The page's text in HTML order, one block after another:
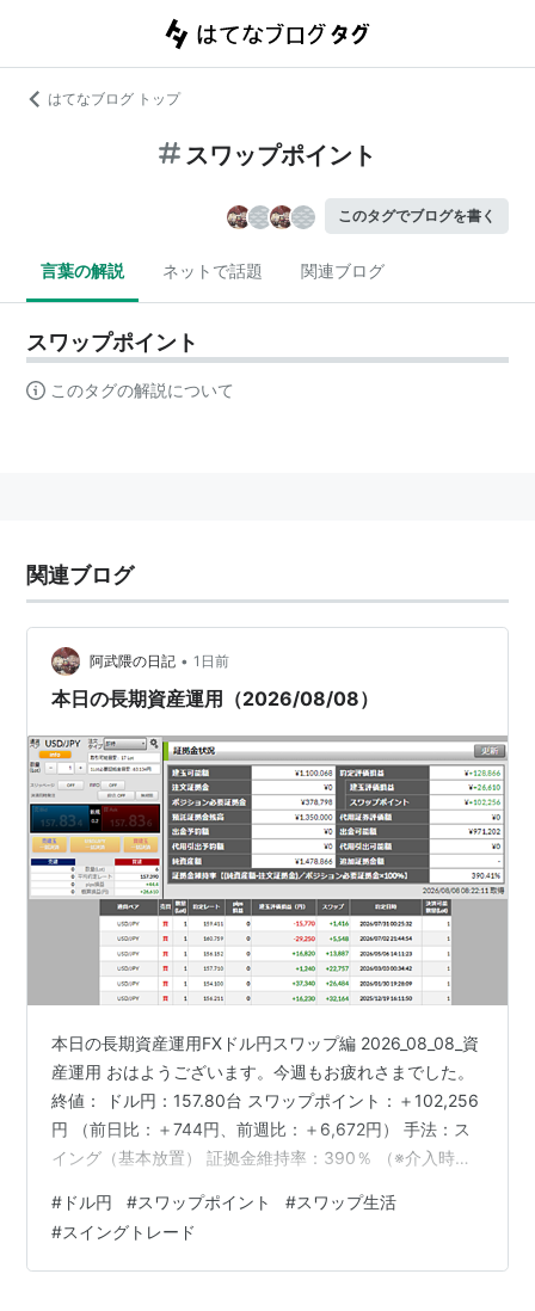
はてなブログ トップ
スワップポイント
このタグでブログを書く
言葉の解説 ネットで話題 関連ブログ
スワップポイント
このタグの解説について
関連ブログ
阿武隈の日記 • 1日前
本日の長期資産運用（2026/08/08）
本日の長期資産運用FXドル円スワップ編 2026_08_08_資
産運用 おはようございます。今週もお疲れさまでした。
終値： ドル円：157.80台 スワップポイント：＋102,256
円 （前日比：＋744円、前週比：＋6,672円） 手法：ス
イング（基本放置） 証拠金維持率：390％ （※介入時に
の結果が悪く円高に進みました。やや戻す展開で終わっ
た形となりました。 FRBの利上げも後退との観測が出て
いますので今後ももみ合う展開が続く可能性が出てきま
# ドル円 #スワップポイント #スワップ生活
#スイングトレード